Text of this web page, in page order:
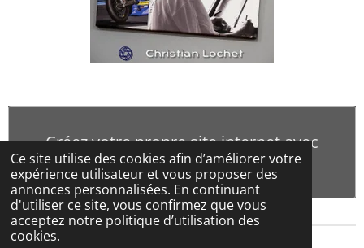
Ce site utilise des cookies afin d’améliorer votre
expérience utilisateur et vous proposer des
annonces personnalisées. En continuant
d'utiliser ce site, vous confirmez que vous
acceptez notre politique d’utilisation des
cookies.
Créez votre propre site internet avec
Webador